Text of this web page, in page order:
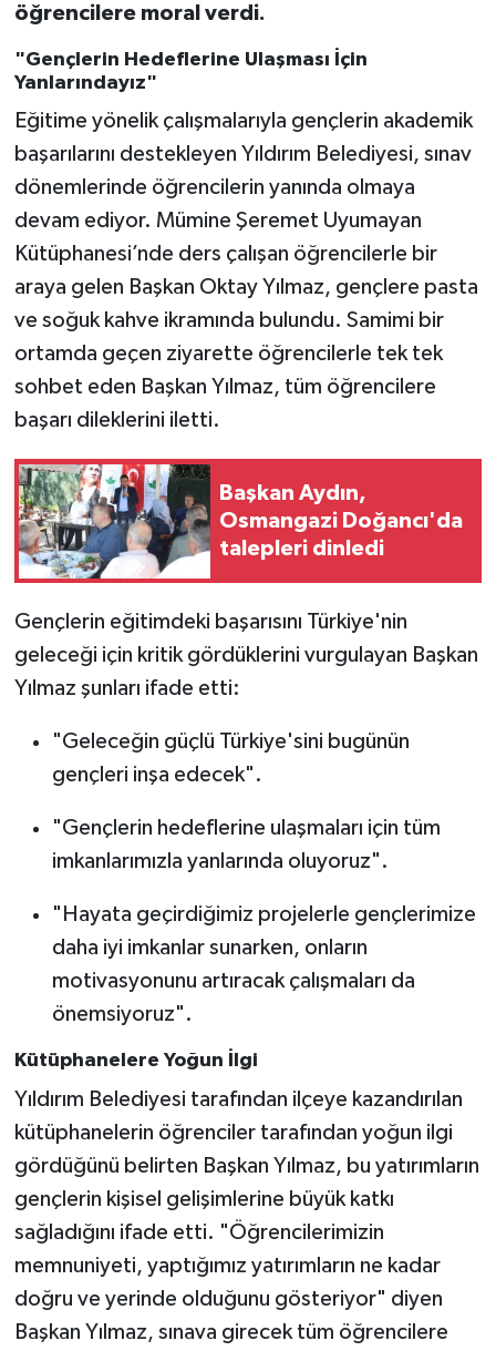
öğrencilere moral verdi.
"Gençlerin Hedeflerine Ulaşması İçin
Yanlarındayız"
Eğitime yönelik çalışmalarıyla gençlerin akademik
başarılarını destekleyen Yıldırım Belediyesi, sınav
dönemlerinde öğrencilerin yanında olmaya
devam ediyor. Mümine Şeremet Uyumayan
Kütüphanesi’nde ders çalışan öğrencilerle bir
araya gelen Başkan Oktay Yılmaz, gençlere pasta
ve soğuk kahve ikramında bulundu. Samimi bir
ortamda geçen ziyarette öğrencilerle tek tek
sohbet eden Başkan Yılmaz, tüm öğrencilere
başarı dileklerini iletti.
Başkan Aydın,
Osmangazi Doğancı'da
talepleri dinledi
Gençlerin eğitimdeki başarısını Türkiye'nin
geleceği için kritik gördüklerini vurgulayan Başkan
Yılmaz şunları ifade etti:
"Geleceğin güçlü Türkiye'sini bugünün
gençleri inşa edecek".
"Gençlerin hedeflerine ulaşmaları için tüm
imkanlarımızla yanlarında oluyoruz".
"Hayata geçirdiğimiz projelerle gençlerimize
daha iyi imkanlar sunarken, onların
motivasyonunu artıracak çalışmaları da
önemsiyoruz".
Kütüphanelere Yoğun İlgi
Yıldırım Belediyesi tarafından ilçeye kazandırılan
kütüphanelerin öğrenciler tarafından yoğun ilgi
gördüğünü belirten Başkan Yılmaz, bu yatırımların
gençlerin kişisel gelişimlerine büyük katkı
sağladığını ifade etti. "Öğrencilerimizin
memnuniyeti, yaptığımız yatırımların ne kadar
doğru ve yerinde olduğunu gösteriyor" diyen
Başkan Yılmaz, sınava girecek tüm öğrencilere